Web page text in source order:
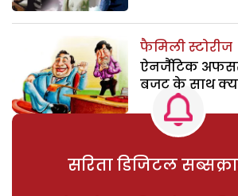
फैमिली स्टोरीज
ऐनर्जैटिक
बजट के साथ
सरिता डिजिटल